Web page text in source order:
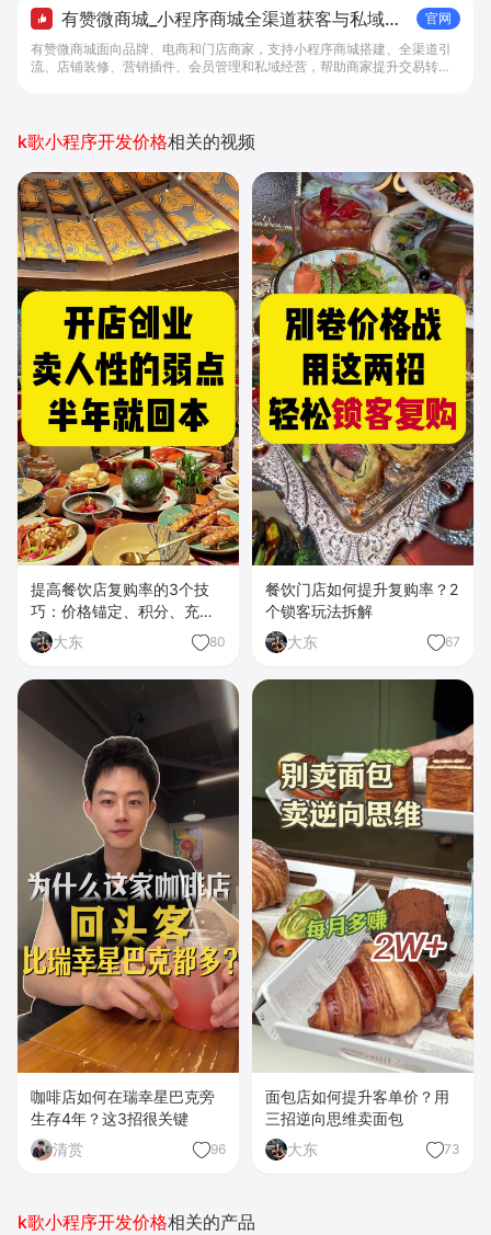
有赞微商城_小程序商城全渠道获客与私域复
购工具 - 做生意, 找有赞
官网
有赞微商城面向品牌、电商和门店商家，支持小程序商城搭建、全渠道引
流、店铺装修、营销插件、会员管理和私域经营，帮助商家提升交易转化
k歌小程序开发价格相关的视频
提高餐饮店复购率的3个技
巧：价格锚定、积分、充值
券 大东 80
餐饮门店如何提升复购率？2
个锁客玩法拆解
大东
67
咖啡店如何在瑞幸星巴克旁
生存4年？这3招很关键
清赏
96
面包店如何提升客单价？用
三招逆向思维卖面包
大东
73
k歌小程序开发价格相关的产品